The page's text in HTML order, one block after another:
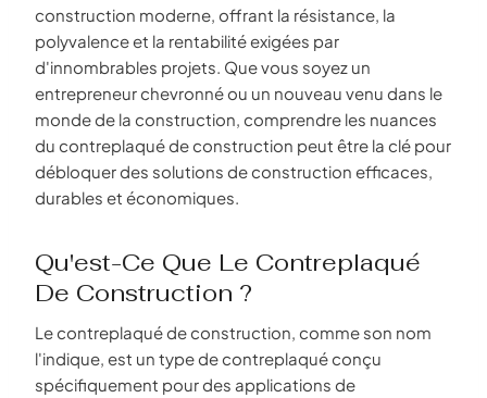
construction moderne, offrant la résistance, la
polyvalence et la rentabilité exigées par
d'innombrables projets. Que vous soyez un
entrepreneur chevronné ou un nouveau venu dans le
monde de la construction, comprendre les nuances
du contreplaqué de construction peut être la clé pour
débloquer des solutions de construction efficaces,
durables et économiques.
Qu'est-Ce Que Le Contreplaqué
De Construction ?
Le contreplaqué de construction, comme son nom
l'indique, est un type de contreplaqué conçu
spécifiquement pour des applications de